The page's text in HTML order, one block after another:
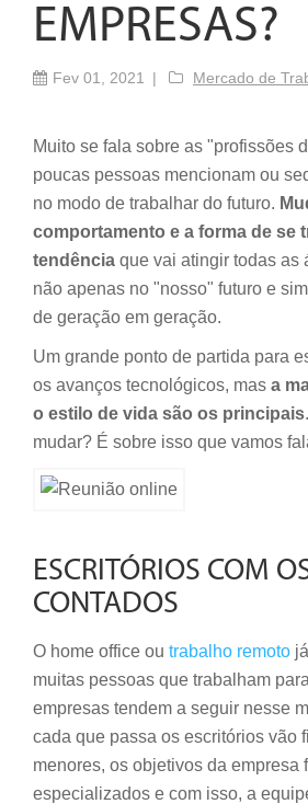
EMPRESAS?
Fev 01, 2021 Mercado de
Muito se fala sobre as "profissões
poucas pessoas mencionam ou
no modo de trabalhar do futuro.
comportamento e a forma de se
tendência que vai atingir todas as
não apenas no "nosso" futuro e
de geração em geração.
Um grande ponto de partida para
os avanços tecnológicos, mas a
o estilo de vida são os principais
mudar? É sobre isso que vamos
ESCRITÓRIOS COM
CONTADOS
O home office ou trabalho remoto
muitas pessoas que trabalham
empresas tendem a seguir nesse
cada que passa os escritórios vão
menores, os objetivos da empresa
especializados e com isso, a